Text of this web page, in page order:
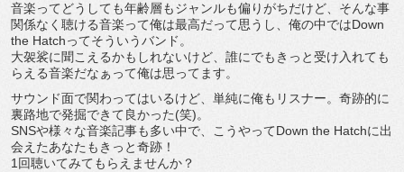
音楽ってどうしても年齢層もジャンルも偏りがちだけど、そんな事
関係なく聴ける音楽って俺は最高だって思うし、俺の中ではDown
the Hatchってそういうバンド。
大袈裟に聞こえるかもしれないけど、誰にでもきっと受け入れても
らえる音楽だなぁって俺は思ってます。
サウンド面で関わってはいるけど、単純に俺もリスナー。奇跡的に
裏路地で発掘できて良かった(笑)。
SNSや様々な音楽記事も多い中で、こうやってDown the Hatchに出
会えたあなたもきっと奇跡！
1回聴いてみてもらえませんか？